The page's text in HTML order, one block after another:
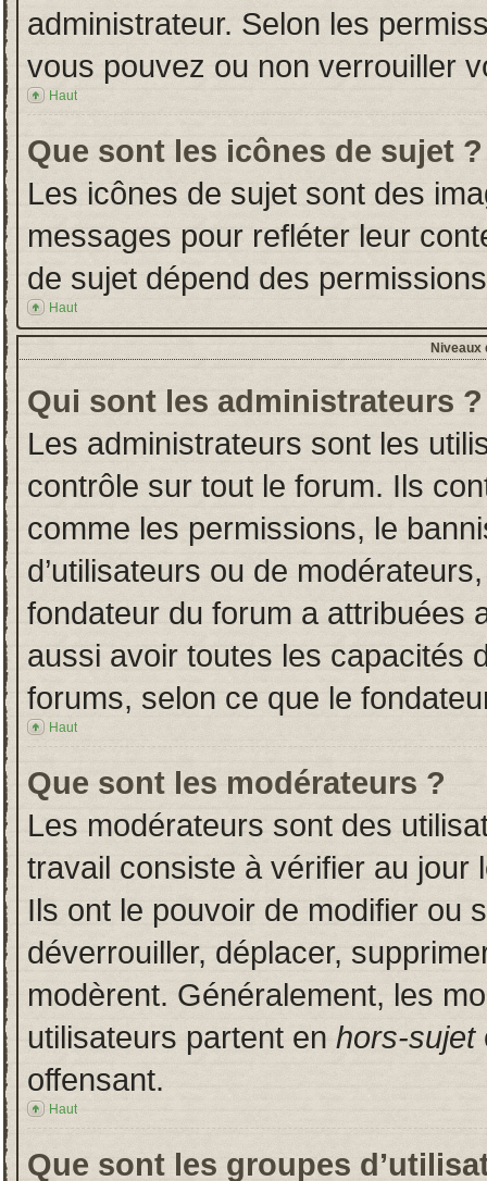
administrateur. Selon les
vous pouvez ou non verrouiller
Haut
Que sont les icônes de sujet ?
Les icônes de sujet sont des
messages pour refléter leur
de sujet dépend des
Haut
Niveaux
Qui sont les administrateurs ?
Les administrateurs sont les
contrôle sur tout le forum. Ils
comme les permissions, le
d’utilisateurs ou de
fondateur du forum a attribuées
aussi avoir toutes les capacités
forums, selon ce que le
Haut
Que sont les modérateurs ?
Les modérateurs sont des
travail consiste à vérifier au jour
Ils ont le pouvoir de modifier ou
déverrouiller, déplacer,
modèrent. Généralement, les
utilisateurs partent en hors-sujet
offensant.
Haut
Que sont les groupes